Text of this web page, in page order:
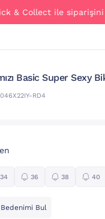
ile siparişini online
Basic Super Sexy
RD4
34 36 38 40
Bedenimi Bul